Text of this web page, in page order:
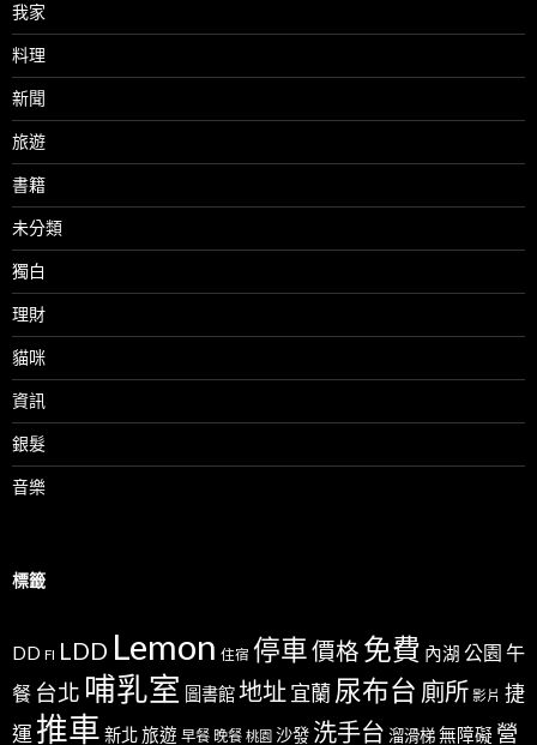
我家
料理
新聞
旅遊
書籍
未分類
獨白
理財
貓咪
資訊
銀髮
音樂
標籤
DD FI LDD Lemon 住宿 停車價格 免費 內湖 公園 午
餐 台北 哺乳室 圖書館地址宜蘭尿布台 廁所 影片 捷
運推車 新北旅遊 早餐 晚餐 桃園 沙發 洗手台 溜滑梯無障礙 營